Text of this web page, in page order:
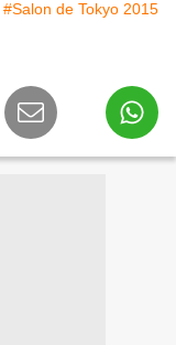
#Salon de Tokyo 2015